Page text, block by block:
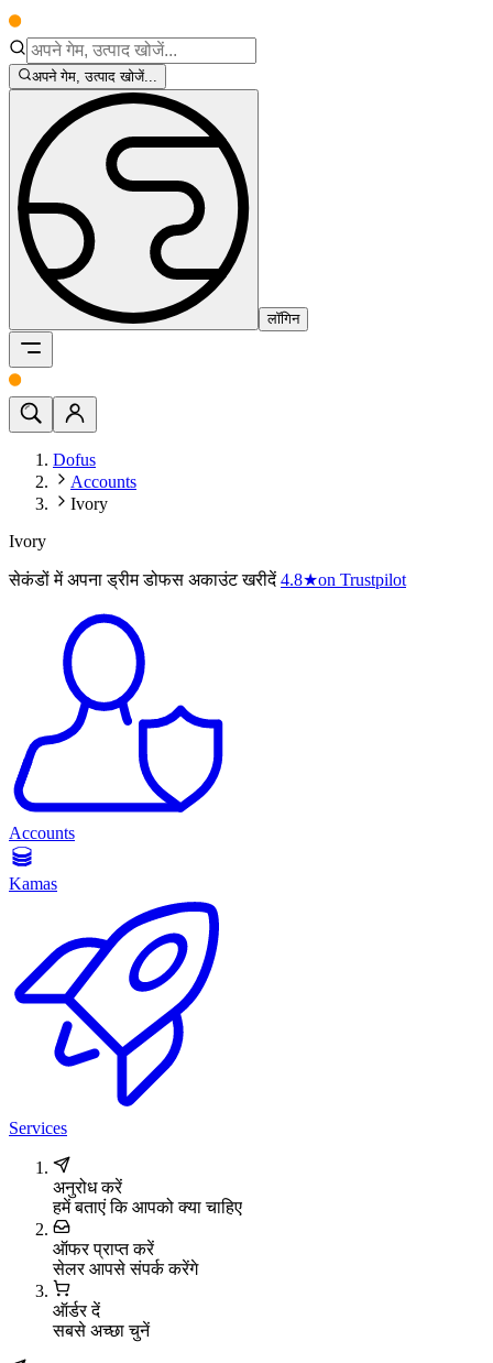
अपने गेम, उत्पाद खोजें...
लॉगिन
Dofus
Accounts
Ivory
Ivory
सेकंडों में अपना ड्रीम डोफस अकाउंट खरीदें 4.8★on Trustpilot
Accounts
Kamas
Services
अनुरोध करें
हमें बताएं कि आपको क्या चाहिए
ऑफर प्राप्त करें
सेलर आपसे संपर्क करेंगे
ऑर्डर दें
सबसे अच्छा चुनें